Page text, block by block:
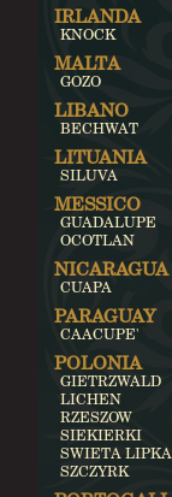
IRLANDA
KNOCK
MALTA
GOZO
LIBANO
BECHWAT
LITUANIA
SILUVA
MESSICO
GUADALUPE
OCOTLAN
NICARAGUA
CUAPA
PARAGUAY
CAACUPE'
POLONIA
GIETRZWALD
LICHEN
RZESZOW
SIEKIERKI
SWIETA LIPKA
SZCZYRK